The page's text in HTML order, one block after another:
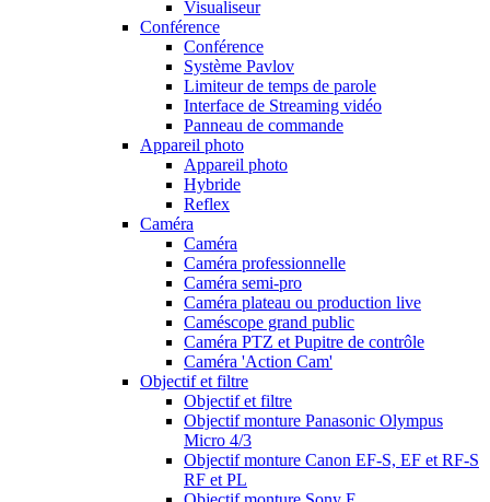
Visualiseur
Conférence
Conférence
Système Pavlov
Limiteur de temps de parole
Interface de Streaming vidéo
Panneau de commande
Appareil photo
Appareil photo
Hybride
Reflex
Caméra
Caméra
Caméra professionnelle
Caméra semi-pro
Caméra plateau ou production live
Caméscope grand public
Caméra PTZ et Pupitre de contrôle
Caméra 'Action Cam'
Objectif et filtre
Objectif et filtre
Objectif monture Panasonic Olympus
Micro 4/3
Objectif monture Canon EF-S, EF et RF-S
RF et PL